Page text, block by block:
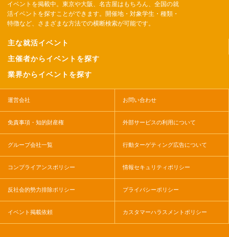
イベントを掲載中。東京や大阪、名古屋はもちろん、全国の就
活イベントを探すことができます。開催地・対象学生・種類・
特徴など、さまざまな方法での横断検索が可能です。
主な就活イベント
主催者からイベントを探す
業界からイベントを探す
運営会社 お問い合わせ
免責事項・知的財産権 外部サービスの利用について
グループ会社一覧 行動ターゲティング広告について
コンプライアンスポリシー 情報セキュリティポリシー
反社会的勢力排除ポリシー プライバシーポリシー
イベント掲載依頼 カスタマーハラスメントポリシー